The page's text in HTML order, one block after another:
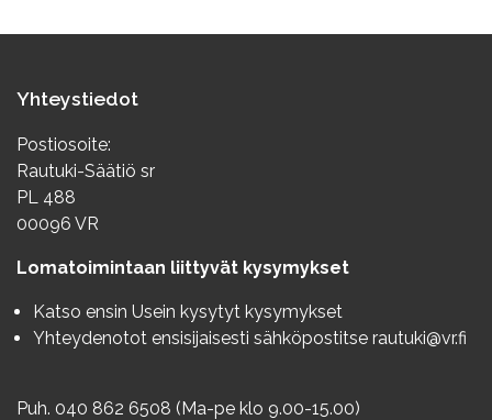
Yhteystiedot
Postiosoite:
Rautuki-Säätiö sr
PL 488
00096 VR
Lomatoimintaan liittyvät kysymykset
Katso ensin Usein kysytyt kysymykset
Yhteydenotot ensisijaisesti sähköpostitse rautuki@vr.fi
Puh. 040 862 6508 (Ma-pe klo 9.00-15.00)